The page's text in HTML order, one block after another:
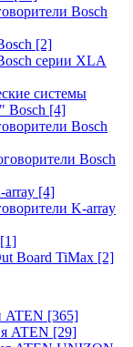
Bosch
[2]
серии XLA
системы
Bosch [4]
Bosch
Bosch
array [4]
K-array
[1]
Board TiMax [2]
ATEN [365]
ATEN [29]